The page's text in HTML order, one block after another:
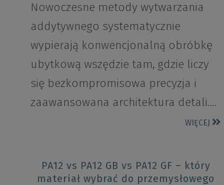
Nowoczesne metody wytwarzania
addytywnego systematycznie
wypierają konwencjonalną obróbkę
ubytkową wszędzie tam, gdzie liczy
się bezkompromisowa precyzja i
zaawansowana architektura detali….
WIĘCEJ
PA12 vs PA12 GB vs PA12 GF – który
materiał wybrać do przemysłowego